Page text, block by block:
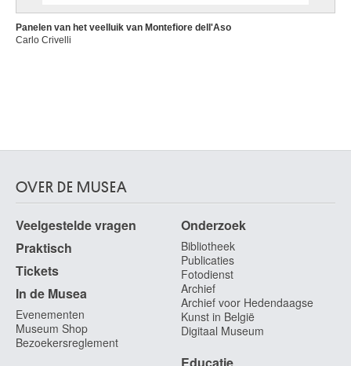
Panelen van het veelluik van Montefiore dell'Aso
Carlo Crivelli
OVER DE MUSEA
Veelgestelde vragen
Praktisch
Tickets
In de Musea
Evenementen
Museum Shop
Bezoekersreglement
Onderzoek
Bibliotheek
Publicaties
Fotodienst
Archief
Archief voor Hedendaagse
Kunst in België
Digitaal Museum